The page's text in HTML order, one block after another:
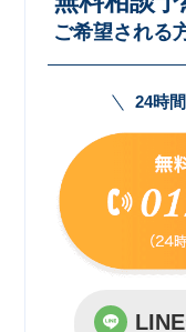
ご希望される
24時
LINE